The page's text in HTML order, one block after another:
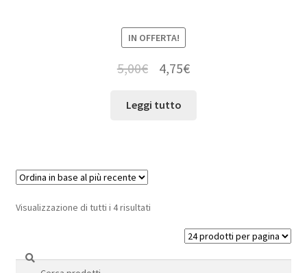
IN OFFERTA!
5,00€ 4,75€
Leggi tutto
Visualizzazione di tutti i 4 risultati
Cerca:
Cerca